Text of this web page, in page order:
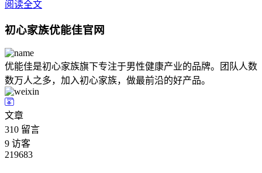
阅读全文
初心家族优能佳官网
优能佳是初心家族旗下专注于男性健康产业的品牌。团队人数
数万人之多，加入初心家族，做最前沿的好产品。
文章
310 留言
9 访客
219683